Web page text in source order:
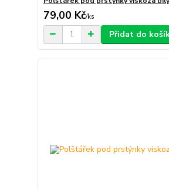
79,00 Kč/ks
Přidat do